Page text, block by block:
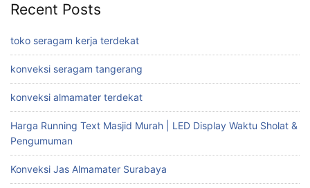
Recent Posts
toko seragam kerja terdekat
konveksi seragam tangerang
konveksi almamater terdekat
Harga Running Text Masjid Murah | LED Display Waktu Sholat &
Pengumuman
Konveksi Jas Almamater Surabaya